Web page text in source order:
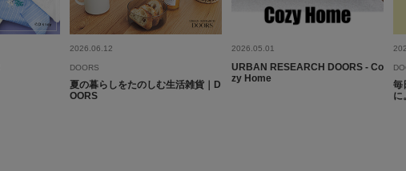
2026.06.12
DOORS
夏の暮らしをたのしむ生活雑貨｜D
OORS
2026.05.01
URBAN RESEARCH DOORS - Co
zy Home
毎
に